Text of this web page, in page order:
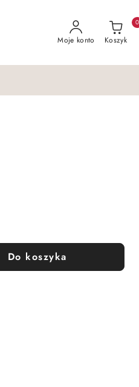
Moje konto Koszyk
0
Do koszyka